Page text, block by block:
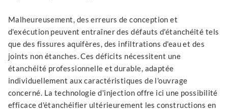
Malheureusement, des erreurs de conception et
d'exécution peuvent entraîner des défauts d'étanchéité tels
que des fissures aquifères, des infiltrations d'eau et des
joints non étanches. Ces déficits nécessitent une
étanchéité professionnelle et durable, adaptée
individuellement aux caractéristiques de l'ouvrage
concerné. La technologie d'injection offre ici une possibilité
efficace d'étanchéifier ultérieurement les constructions en